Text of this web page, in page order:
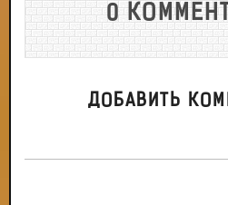
0
ДОБАВИТЬ